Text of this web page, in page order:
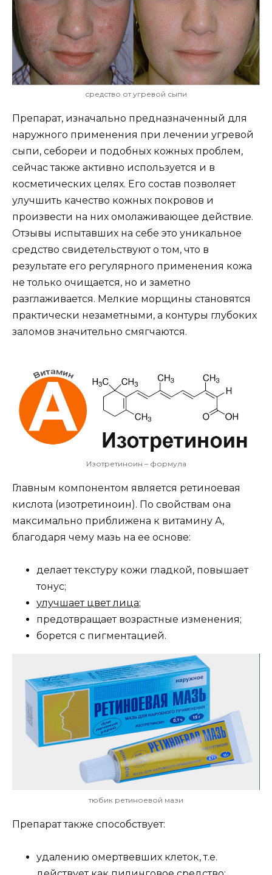
средство от угревой сыпи
Препарат, изначально предназначенный для
наружного применения при лечении угревой
сыпи, себореи и подобных кожных проблем,
сейчас также активно используется и в
косметических целях. Его состав позволяет
улучшить качество кожных покровов и
произвести на них омолаживающее действие.
Отзывы испытавших на себе это уникальное
средство свидетельствуют о том, что в
результате его регулярного применения кожа
не только очищается, но и заметно
разглаживается. Мелкие морщины становятся
практически незаметными, а контуры глубоких
заломов значительно смягчаются.
Изотретиноин – формула
Главным компонентом является ретиноевая
кислота (изотретиноин). По свойствам она
максимально приближена к витамину А,
благодаря чему мазь на ее основе:
делает текстуру кожи гладкой, повышает
тонус;
улучшает цвет лица;
предотвращает возрастные изменения;
борется с пигментацией.
тюбик ретиноевой мази
Препарат также способствует:
удалению омертвевших клеток, т.е.